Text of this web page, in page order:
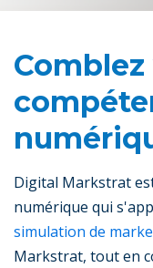
Digital Markstrat
numérique qui
simulation de
Markstrat, tout en